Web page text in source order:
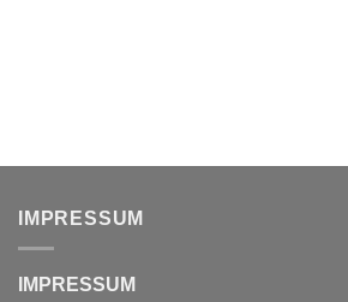
IMPRESSUM
IMPRESSUM